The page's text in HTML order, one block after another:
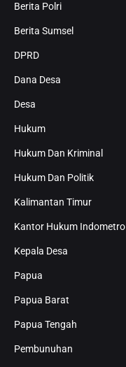
Berita Polri
Berita Sumsel
DPRD
Dana Desa
Desa
Hukum
Hukum Dan Kriminal
Hukum Dan Politik
Kalimantan Timur
Kantor Hukum Indometro
Kepala Desa
Papua
Papua Barat
Papua Tengah
Pembunuhan